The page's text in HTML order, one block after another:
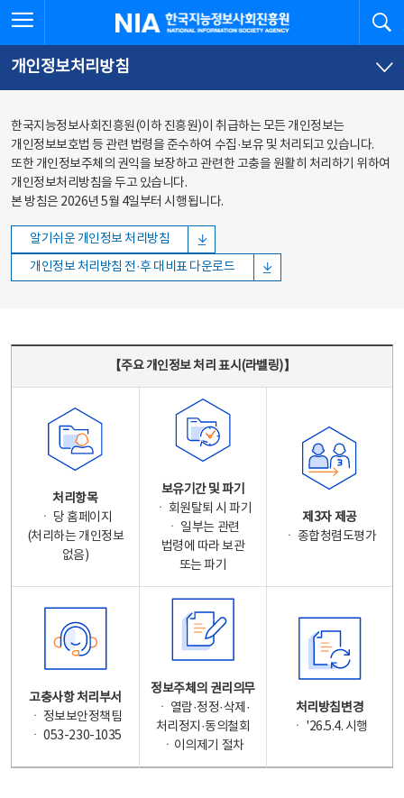
바로가기
바로가기
한국지능정보사회진흥원
개인정보처리방침
한국지능정보사회진흥원(이하 진흥원)이 취급하는 모든 개인정보는
개인정보보호법 등 관련 법령을 준수하여 수집·보유 및 처리되고 있습니다.
또한 개인정보주체의 권익을 보장하고 관련한 고충을 원활히 처리하기 위하여
개인정보처리방침을 두고 있습니다.
본 방침은 2026년 5월 4일부터 시행됩니다.
알기쉬운 개인정보 처리방침
개인정보 처리방침 전·후 대비표 다운로드
【주요 개인정보 처리 표시(라벨링)】
처리항목
ㆍ 당 홈페이지
(처리하는 개인정보
없음)
보유기간 및 파기
ㆍ 회원탈퇴 시 파기
ㆍ 일부는 관련
법령에 따라 보관
또는 파기
제3자 제공
ㆍ 종합청렴도평가
고충사항 처리부서
ㆍ 정보보안정책팀
ㆍ 053-230-1035
정보주체의 권리의무
ㆍ 열람·정정·삭제·
처리정지·동의철회
ㆍ이의제기 절차
처리방침변경
ㆍ '26.5.4. 시행